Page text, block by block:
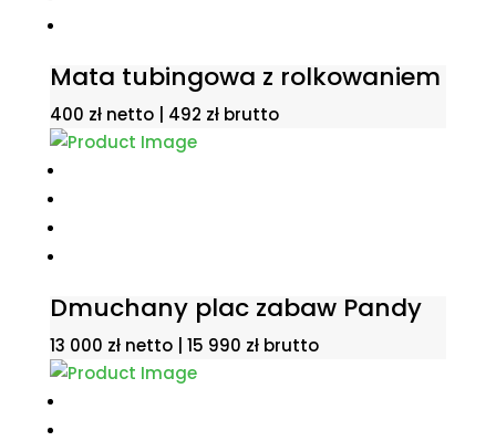
Mata tubingowa z rolkowaniem
400 zł netto | 492 złbrutto
Dmuchany plac zabaw Pandy
13 000 zł netto | 15 990 złbrutto